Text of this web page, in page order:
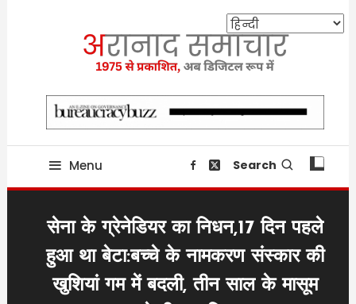
aranaadsamachar.in
Providing state related news since 1975
Menu Search
सेना के ग्रेनेडियर का निधन,17 दिन पहले
हुआ था बेटा:बच्चे के नामकरण संस्कार की
खुशियां गम में बदली, तीन साल के मासूम